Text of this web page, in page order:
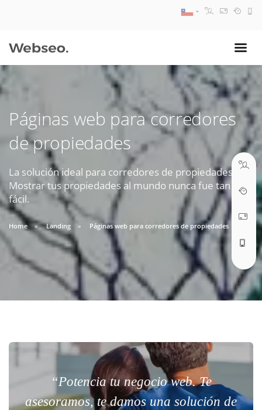
Páginas web para corredores
de propiedades
La solución ideal para corredores de propiedades.
Mostrar tus propiedades al mundo nunca fue tan
fácil.
Home Landing Páginas web para corredores de propiedades
“Potencia tu negocio web. Te
asesoramos, te damos una solución de
ventas@webseo.cl
09:30 AM A 18:30 PM
soporte@webseo.cl
ABRIR TICKET